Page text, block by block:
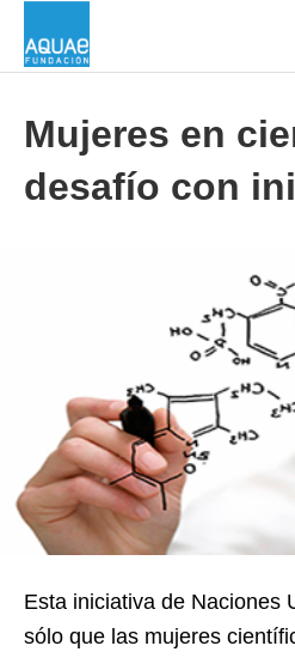
Mujeres en
desafío con
Esta iniciativa de Naciones
sólo que las mujeres